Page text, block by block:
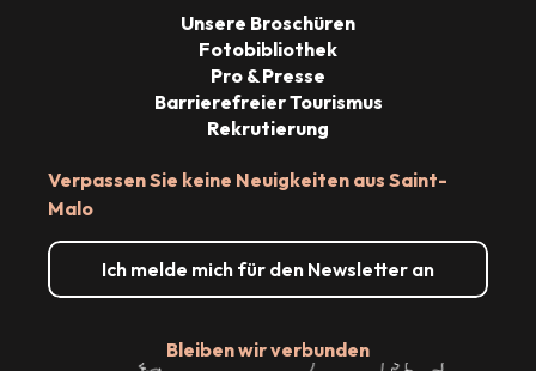
Verpassen Sie keine Neuigkeiten aus Saint-
Malo
Ich melde mich für den Newsletter an
Bleiben wir verbunden
Unsere Broschüren
Fotobibliothek
Pro & Presse
Barrierefreier Tourismus
Rekrutierung